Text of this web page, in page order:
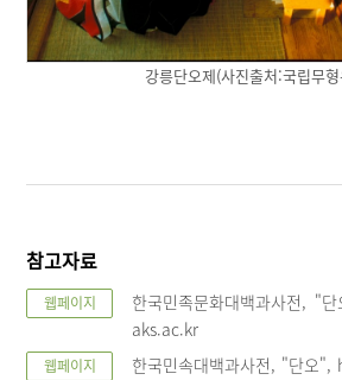
강릉단오제(사진출처:국립무
참고자료
웹페이지
한국민족문화대백과사전, "
aks.ac.kr
웹페이지
한국민속대백과사전, "단오